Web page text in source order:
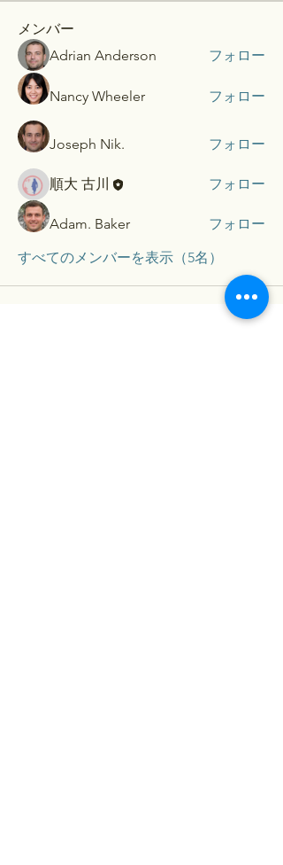
メンバー
Adrian Anderson
フォロー
Nancy Wheeler フォロー
Joseph Nik. フォロー
順大 古川 フォロー
Adam. Baker
フォロー
すべてのメンバーを表示（5名）